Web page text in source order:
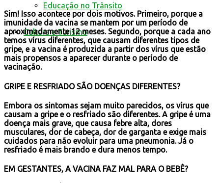
Educação no Trânsito
Cultura e Turismo
Sim! Isso acontece por dois motivos. Primeiro, porque a
imunidade da vacina se mantem por um período de
aproximadamente 12 meses. Segundo, porque a cada ano
temos vírus diferentes, que causam diferentes tipos de
gripe, e a vacina é produzida a partir dos vírus que estão
mais propensos a aparecer durante o período de
vacinação.
GRIPE E RESFRIADO SÃO DOENÇAS DIFERENTES?
Embora os sintomas sejam muito parecidos, os vírus que
causam a gripe e o resfriado são diferentes. A gripe é uma
doença mais grave, que causa febre alta, dores
musculares, dor de cabeça, dor de garganta e exige mais
cuidados para não evoluir para uma pneumonia. Já o
resfriado é mais brando e dura menos tempo.
EM GESTANTES, A VACINA FAZ MAL PARA O BEBÊ?